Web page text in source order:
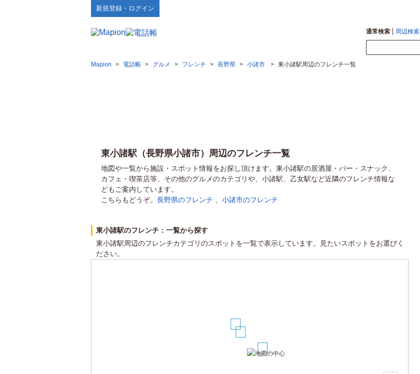
新規登録・ログイン
通常検索 周辺検索
Mapion > 電話帳 > グルメ > フレンチ > 長野県 > 小諸市 > 東小諸駅周辺のフレンチ一覧
東小諸駅（長野県小諸市）周辺のフレンチ一覧
地図や一覧から施設・スポット情報をお探し頂けます。東小諸駅の居酒屋・バー・スナック、
カフェ・喫茶店等、その他のグルメのカテゴリや、小諸駅、乙女駅など近隣のフレンチ情報な
どもご案内しています。
こちらもどうぞ。 長野県のフレンチ 小諸市のフレンチ
東小諸駅のフレンチ：一覧から探す
東小諸駅周辺のフレンチカテゴリのスポットを一覧で表示しています。見たいスポットをお選びく
ださい。
1
2
3